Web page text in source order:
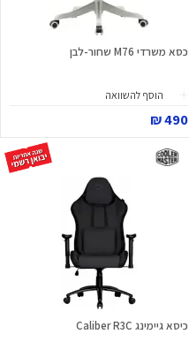
כסא משרדי M76 שחור-לבן
הוסף להשוואה
490 ₪
כיסא גיימינג Caliber R3C